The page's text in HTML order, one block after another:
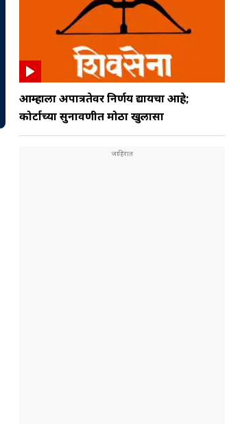
आम्हाला अपात्रतेवर निर्णय द्यायचा आहे;
कोर्टाच्या सुनावणीत मोठा खुलासा